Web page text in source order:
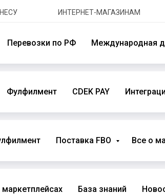
ИНТЕРНЕТ-МАГАЗИНАМ
Перевозки по РФ Международная
Фулфилмент CDEK PAY
Поставка FBO Все о
маркетплейсах База знаний